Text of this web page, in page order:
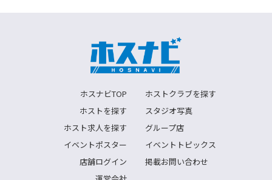
ホスナビTOP
ホストクラブを探す
ホストを探す
スタジオ写真
ホスト求人を探す
グループ店
イベントポスター
イベントトピックス
店舗ログイン
掲載お問い合わせ